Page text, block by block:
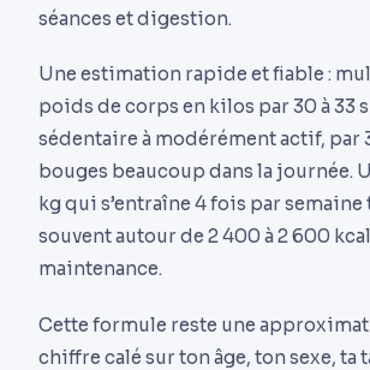
séances et digestion.
Une estimation rapide et fiable :
poids de corps en kilos par 30 à 33
sédentaire à modérément actif, par
bouges beaucoup dans la journée.
kg qui s’entraîne 4 fois par semaine
souvent autour de 2 400 à 2 600
maintenance.
Cette formule reste une
chiffre calé sur ton âge, ton sexe, ta